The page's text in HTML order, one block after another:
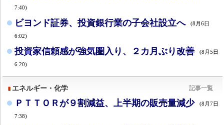
7:40)
ビヨンド証券、投資銀行業の子会社設立へ (8月6日
6:02)
投資家信頼感が強気圏入り、２カ月ぶり改善 (8月5日
6:20)
エネルギー・化学 記事一覧
ＰＴＴＯＲが９割減益、上半期の販売量減少 (8月7日
7:38)